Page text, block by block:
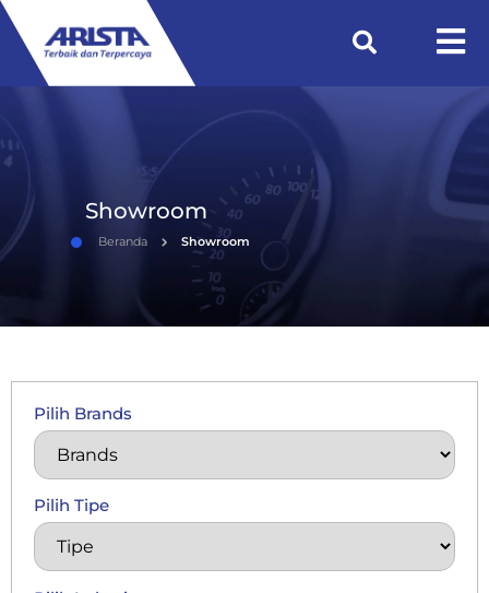
Showroom
Beranda Showroom
Pilih Brands
Pilih Tipe